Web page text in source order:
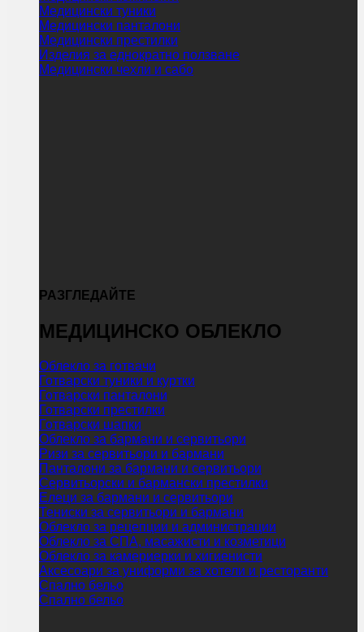
Медицински туники
Медицински панталони
Медицински престилки
Изделия за еднократно ползване
Медицински чехли и сабо
РАЗГЛЕДАЙТЕ
МЕДИЦИНСКО ОБЛЕКЛО
Облекло за готвачи
Готварски туники и куртки
Готварски панталони
Готварски престилки
Готварски шапки
Облекло за бармани и сервитьори
Ризи за сервитьори и бармани
Панталони за бармани и сервитьори
Сервитьорски и бармански престилки
Елеци за бармани и сервитьори
Тениски за сервитьори и бармани
Облекло за рецепции и администрации
Облекло за СПА, масажисти и козметици
Облекло за камериерки и хигиенисти
Аксесоари за униформи за хотели и ресторанти
Спално бельо
Спално бельо